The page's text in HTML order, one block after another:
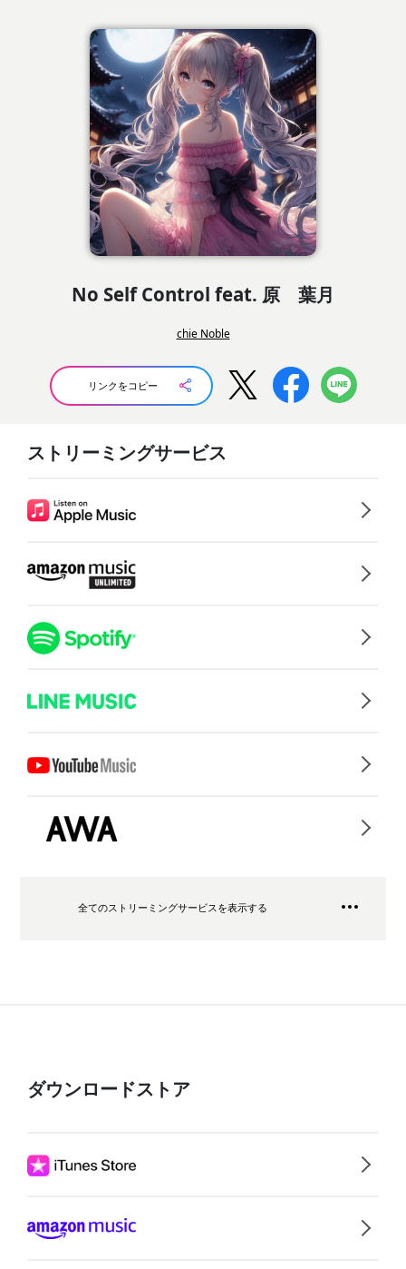
No Self Control feat. 原 葉月
chie Noble
リンクをコピー
ストリーミングサービス
全てのストリーミングサービスを表示する
ダウンロードストア